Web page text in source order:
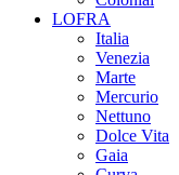
LOFRA
Italia
Venezia
Marte
Mercurio
Nettuno
Dolce Vita
Gaia